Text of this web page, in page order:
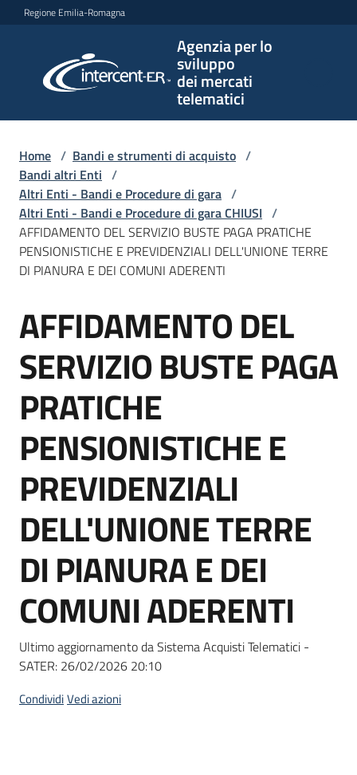
Vai al contenuto
Vai alla navigazione
Vai al footer
Regione Emilia-Romagna
Agenzia per lo
sviluppo
dei mercati
telematici
per lo
sviluppo
telematici
L'Agenzia
e
strumenti
acquisto
Supporto
Piattaforme
telematiche
site
Home / Bandi e strumenti di acquisto /
Bandi altri Enti /
Altri Enti - Bandi e Procedure di gara /
Altri Enti - Bandi e Procedure di gara CHIUSI /
AFFIDAMENTO DEL SERVIZIO BUSTE PAGA PRATICHE
PENSIONISTICHE E PREVIDENZIALI DELL'UNIONE TERRE
DI PIANURA E DEI COMUNI ADERENTI
Salta al contenuto
AFFIDAMENTO DEL
SERVIZIO BUSTE PAGA
PRATICHE
PENSIONISTICHE E
PREVIDENZIALI
DELL'UNIONE TERRE
DI PIANURA E DEI
COMUNI ADERENTI
Ultimo aggiornamento da Sistema Acquisti Telematici -
SATER: 26/02/2026 20:10
CondividiVedi azioni